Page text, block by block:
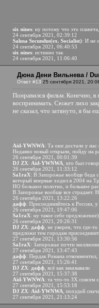
six nines: ну потому что это
24 сентября 2021, 02:39:12
Salusa Secundus(ex. Socialist): И не
24 сентября 2021, 06:40:53
six nines: истинно так
24 сентября 2021, 11:06:40
Дюна Дени Вильнева /
Ответ #13 25 сентября 2021,
Понравился фильм. Конечно, в
воспринимать. Сюжет лихо
не сказал, что затянуто, я бы
Aid-YWNWA: Та они достали у нас
Недавно новый открыли, пойду на
26 сентября 2021, 00:01:39
DJ ZX: Aid-YWNWA , кто был
26 сентября 2021, 11:33:12
Sa1raX: В Запорожье вообще беда
который впервые ходил в 2004 на
НО большое полотно, и большое
В Запорожье вообще все страдает.
26 сентября 2021, 13:22:26
дафф: Присоединяйтесь к России,
26 сентября 2021, 19:47:06
Sa1raX: ну такое себе
26 сентября 2021, 20:26:31
DJ ZX: дафф , не уверен, что где-
предложи тем городам
27 сентября 2021, 13:30:56
Sa1raX: Запорожье почти
27 сентября 2021, 13:47:43
дафф: Пердак Романа откомментил,
27 сентября 2021, 15:26:41
DJ ZX: дафф , всё как заказывали
27 сентября 2021, 15:37:38
Aid-YWNWA: та что-то ЗХ совсем
27 сентября 2021, 15:53:18
DJ ZX: Aid-YWNWA , похудей
27 сентября 2021, 21:13:24